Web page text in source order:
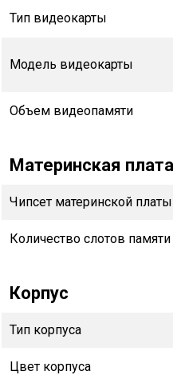
Тип видеокарты
Модель видеокарты
Объем видеопамяти
Материнская плата
Чипсет материнской платы
Количество слотов памяти
Корпус
Тип корпуса
Цвет корпуса